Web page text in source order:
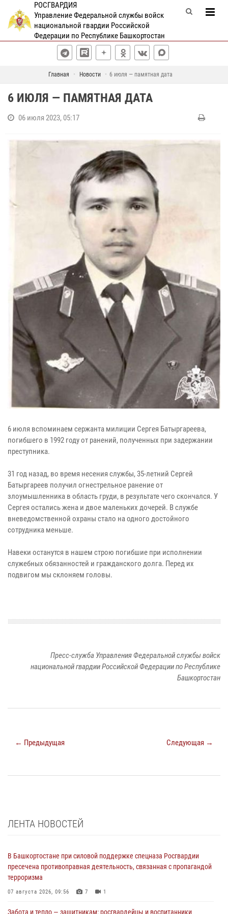
РОСГВАРДИЯ
Управление Федеральной службы войск
национальной гвардии Российской
Федерации по Республике Башкортостан
Главная Новости 6 июля — памятная дата
6 ИЮЛЯ — ПАМЯТНАЯ ДАТА
06 июля 2023, 05:17
6 июля вспоминаем сержанта милиции Сергея Батыргареева,
погибшего в 1992 году от ранений, полученных при задержании
преступника.
31 год назад, во время несения службы, 35-летний Сергей
Батыргареев получил огнестрельное ранение от
злоумышленника в область груди, в результате чего скончался. У
Сергея остались жена и двое маленьких дочерей. В службе
вневедомственной охраны стало на одного достойного
сотрудника меньше.
Навеки останутся в нашем строю погибшие при исполнении
служебных обязанностей и гражданского долга. Перед их
подвигом мы склоняем головы.
Пресс-служба Управления Федеральной службы войск
национальной гвардии Российской Федерации по Республике
Башкортостан
← Предыдущая Следующая →
ЛЕНТА НОВОСТЕЙ
В Башкортостане при силовой поддержке спецназа Росгвардии
пресечена противоправная деятельность, связанная с пропагандой
терроризма
07 августа 2026, 09:56 7 1
Забота и тепло — защитникам: росгвардейцы и воспитанники